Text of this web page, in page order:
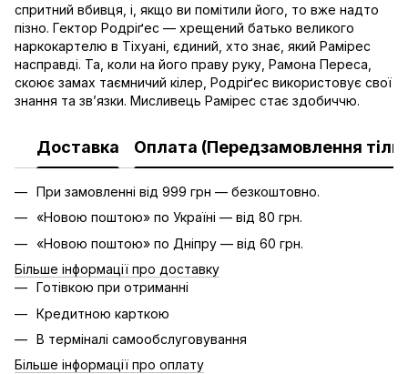
спритний вбивця, і, якщо ви помітили його, то вже надто
пізно. Гектор Родріґес — хрещений батько великого
наркокартелю в Тіхуані, єдиний, хто знає, який Рамірес
насправді. Та, коли на його праву руку, Рамона Переса,
скоює замах таємничий кілер, Родріґес використовує свої
знання та зв’язки. Мисливець Рамірес стає здобиччю.
Доставка Оплата (Передзамовлення
При замовленні від 999 грн — безкоштовно.
«Новою поштою» по Україні — від 80 грн.
«Новою поштою» по Дніпру — від 60 грн.
Більше інформації про доставку
Готівкою при отриманні
Кредитною карткою
В терміналі самообслуговування
Більше інформації про оплату